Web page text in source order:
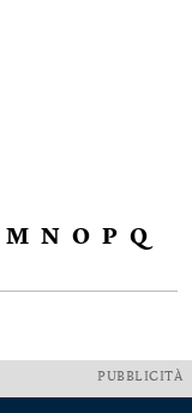
M N O P Q
PUBBLICITÀ